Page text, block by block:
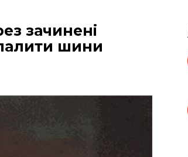
зачинені
шини